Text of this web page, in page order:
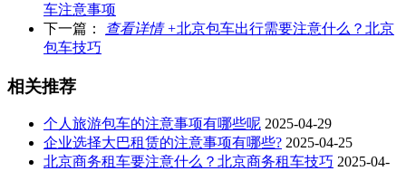
车注意事项
下一篇：
查看详情 +北京包车出行需要注意什么？北京
包车技巧
相关推荐
个人旅游包车的注意事项有哪些呢 2025-04-29
企业选择大巴租赁的注意事项有哪些? 2025-04-25
北京商务租车要注意什么？北京商务租车技巧 2025-04-